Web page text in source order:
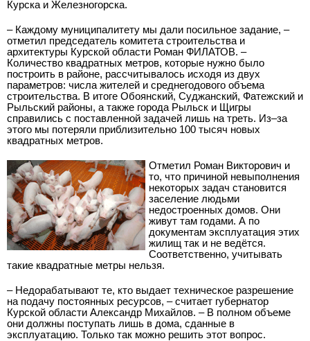
Курска и Железногорска.
– Каждому муниципалитету мы дали посильное задание, –
отметил председатель комитета строительства и
архитектуры Курской области Роман ФИЛАТОВ. –
Количество квадратных метров, которые нужно было
построить в районе, рассчитывалось исходя из двух
параметров: числа жителей и среднегодового объема
строительства. В итоге Обоянский, Суджанский, Фатежский и
Рыльский районы, а также города Рыльск и Щигры
справились с поставленной задачей лишь на треть. Из–за
этого мы потеряли приблизительно 100 тысяч новых
квадратных метров.
Отметил Роман Викторович и
то, что причиной невыполнения
некоторых задач становится
заселение людьми
недостроенных домов. Они
живут там годами. А по
документам эксплуатация этих
жилищ так и не ведётся.
Соответственно, учитывать
такие квадратные метры нельзя.
– Недорабатывают те, кто выдает техническое разрешение
на подачу постоянных ресурсов, – считает губернатор
Курской области Александр Михайлов. – В полном объеме
они должны поступать лишь в дома, сданные в
эксплуатацию. Только так можно решить этот вопрос.